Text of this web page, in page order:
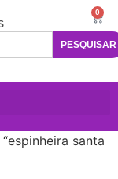
PESQUISAR
0
santa